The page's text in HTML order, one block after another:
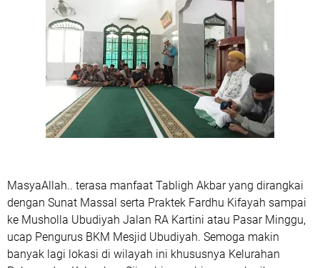
MasyaAllah.. terasa manfaat Tabligh Akbar yang dirangkai
dengan Sunat Massal serta Praktek Fardhu Kifayah sampai
ke Musholla Ubudiyah Jalan RA Kartini atau Pasar Minggu,
ucap Pengurus BKM Mesjid Ubudiyah. Semoga makin
banyak lagi lokasi di wilayah ini khususnya Kelurahan